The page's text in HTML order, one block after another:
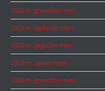
2025 m. gruodžio mėn.
2025 m. lapkričio mėn.
2025 m. gegužės mėn.
2025 m. sausio mėn.
2024 m. gruodžio mėn.